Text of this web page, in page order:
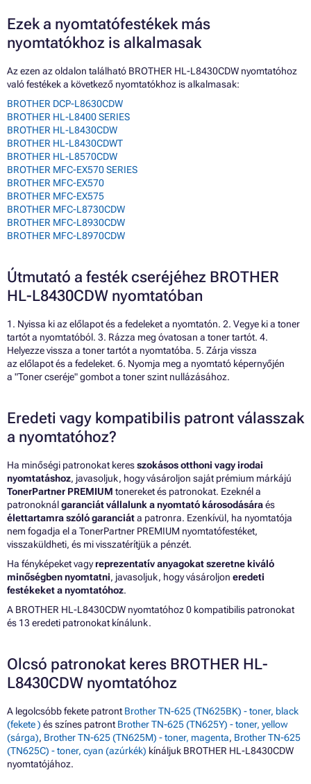
Ezek a nyomtatófestékek más
nyomtatókhoz is alkalmasak
Az ezen az oldalon található BROTHER HL-L8430CDW nyomtatóhoz
való festékek a következő nyomtatókhoz is alkalmasak:
BROTHER DCP-L8630CDW
BROTHER HL-L8400 SERIES
BROTHER HL-L8430CDW
BROTHER HL-L8430CDWT
BROTHER HL-L8570CDW
BROTHER MFC-EX570 SERIES
BROTHER MFC-EX570
BROTHER MFC-EX575
BROTHER MFC-L8730CDW
BROTHER MFC-L8930CDW
BROTHER MFC-L8970CDW
Útmutató a festék cseréjéhez BROTHER
HL-L8430CDW nyomtatóban
1. Nyissa ki az előlapot és a fedeleket a nyomtatón. 2. Vegye ki a toner
tartót a nyomtatóból. 3. Rázza meg óvatosan a toner tartót. 4.
Helyezze vissza a toner tartót a nyomtatóba. 5. Zárja vissza
az előlapot és a fedeleket. 6. Nyomja meg a nyomtató képernyőjén
a "Toner cseréje" gombot a toner szint nullázásához.
Eredeti vagy kompatibilis patront válasszak
a nyomtatóhoz?
Ha minőségi patronokat keresszokásos otthoni vagy irodai
nyomtatáshoz, javasoljuk, hogy vásároljon saját prémium márkájú
TonerPartner PREMIUM tonereket és patronokat. Ezeknél a
patronoknálgaranciát vállalunk a nyomtató károsodásáraés
élettartamra szóló garanciáta patronra. Ezenkívül, ha nyomtatója
nem fogadja el a TonerPartner PREMIUM nyomtatófestéket,
visszaküldheti, és mi visszatérítjük a pénzét.
Ha fényképeket vagyreprezentatív anyagokat szeretne kiváló
minőségben nyomtatni, javasoljuk, hogy vásároljon eredeti
festékeket a nyomtatóhoz.
A BROTHER HL-L8430CDW nyomtatóhoz 0 kompatibilis patronokat
és 13 eredeti patronokat kínálunk.
Olcsó patronokat keres BROTHER HL-
L8430CDW nyomtatóhoz
A legolcsóbb fekete patront Brother TN-625 (TN625BK) - toner, black
(fekete ) és színes patront Brother TN-625 (TN625Y) - toner, yellow
(sárga), Brother TN-625 (TN625M) - toner, magenta, Brother TN-625
(TN625C) - toner, cyan (azúrkék) kínáljuk BROTHER HL-L8430CDW
nyomtatójához.